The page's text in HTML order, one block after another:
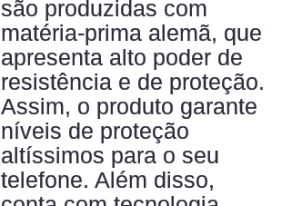
são produzidas com
matéria-prima alemã, que
apresenta alto poder de
resistência e de proteção.
Assim, o produto garante
níveis de proteção
altíssimos para o seu
telefone. Além disso,